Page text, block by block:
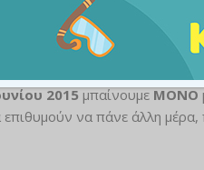
κλειστού Π. Φαλήρου
2015 μπαίνουμε ΜΟΝΟ
να πάνε άλλη